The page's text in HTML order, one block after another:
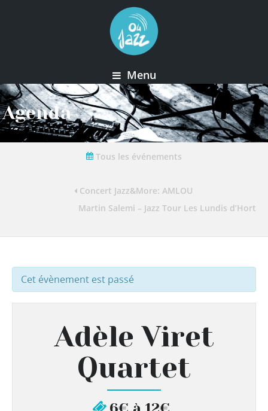
Menu
Agenda
Tous les événements
Concert Jazz&More: AMLOU
Martin Salemi – Jazz Tour Les Lundis
Cet évènement est passé
Adèle Viret
Quartet